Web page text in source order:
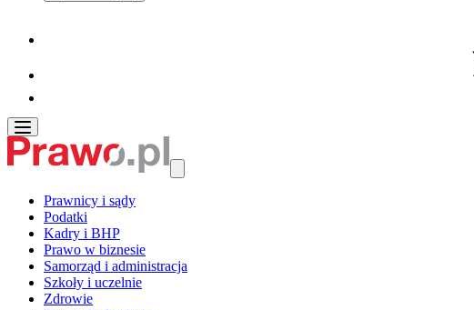
Prawnicy i sądy
Podatki
Kadry i BHP
Prawo w biznesie
Samorząd i administracja
Szkoły i uczelnie
Zdrowie